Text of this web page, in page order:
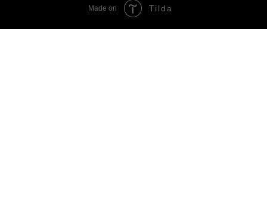
Made on Tilda